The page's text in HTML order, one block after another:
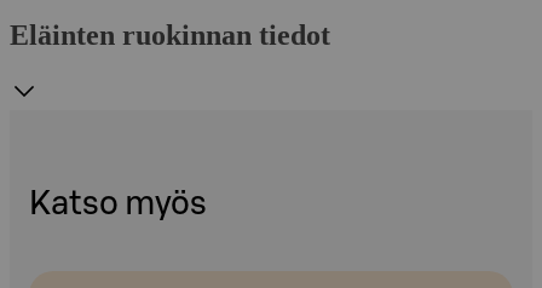
Eläinten ruokinnan tiedot
Katso myös